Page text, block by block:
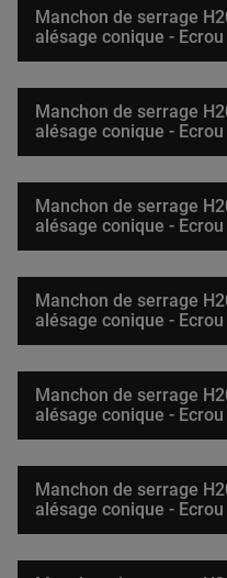
Manchon de serrage
alésage conique - Ecrou
Manchon de serrage
alésage conique - Ecrou
Manchon de serrage
alésage conique -
Manchon de serrage
alésage conique -
Manchon de serrage
alésage conique -
Manchon de serrage
alésage conique - Ecrou